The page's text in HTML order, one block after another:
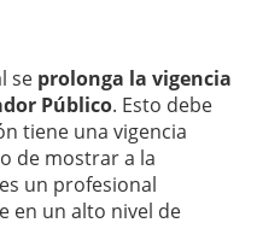
se prolonga la vigencia
Público. Esto debe
tiene una vigencia
de mostrar a la
un profesional
en un alto nivel de